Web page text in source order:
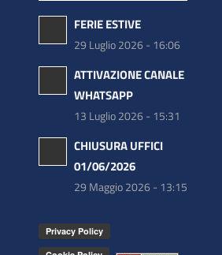
FERIE ESTIVE
29 Luglio 2026 - 16:06
ATTIVAZIONE CANALE
WHATSAPP
13 Luglio 2026 - 15:31
CHIUSURA UFFICI
01/06/2026
29 Maggio 2026 - 13:15